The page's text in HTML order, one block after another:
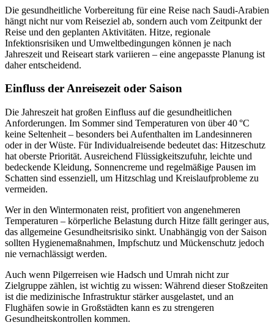
Die gesundheitliche Vorbereitung für eine Reise nach Saudi-Arabien
hängt nicht nur vom Reiseziel ab, sondern auch vom Zeitpunkt der
Reise und den geplanten Aktivitäten. Hitze, regionale
Infektionsrisiken und Umweltbedingungen können je nach
Jahreszeit und Reiseart stark variieren – eine angepasste Planung ist
daher entscheidend.
Einfluss der Anreisezeit oder Saison
Die Jahreszeit hat großen Einfluss auf die gesundheitlichen
Anforderungen. Im Sommer sind Temperaturen von über 40 °C
keine Seltenheit – besonders bei Aufenthalten im Landesinneren
oder in der Wüste. Für Individualreisende bedeutet das: Hitzeschutz
hat oberste Priorität. Ausreichend Flüssigkeitszufuhr, leichte und
bedeckende Kleidung, Sonnencreme und regelmäßige Pausen im
Schatten sind essenziell, um Hitzschlag und Kreislaufprobleme zu
vermeiden.
Wer in den Wintermonaten reist, profitiert von angenehmeren
Temperaturen – körperliche Belastung durch Hitze fällt geringer aus,
das allgemeine Gesundheitsrisiko sinkt. Unabhängig von der Saison
sollten Hygienemaßnahmen, Impfschutz und Mückenschutz jedoch
nie vernachlässigt werden.
Auch wenn Pilgerreisen wie Hadsch und Umrah nicht zur
Zielgruppe zählen, ist wichtig zu wissen: Während dieser Stoßzeiten
ist die medizinische Infrastruktur stärker ausgelastet, und an
Flughäfen sowie in Großstädten kann es zu strengeren
Gesundheitskontrollen kommen.